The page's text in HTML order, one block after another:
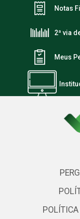
Notas
2ª via
Meus
POLÍTICA